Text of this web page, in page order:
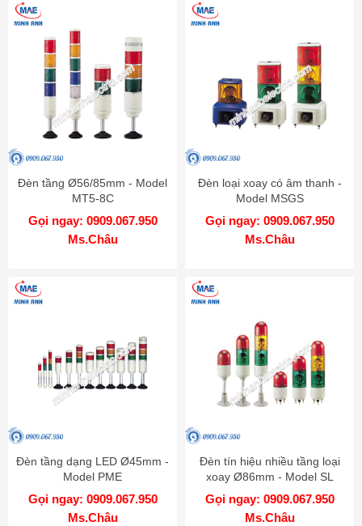
Đèn tầng Ø56/85mm - Model
MT5-8C
Gọi ngay: 0909.067.950
Ms.Châu
Đèn loại xoay có âm thanh -
Model MSGS
Gọi ngay: 0909.067.950
Ms.Châu
Đèn tầng dạng LED Ø45mm -
Model PME
Gọi ngay: 0909.067.950
Ms.Châu
Đèn tín hiệu nhiều tầng loại
xoay Ø86mm - Model SL
Gọi ngay: 0909.067.950
Ms.Châu